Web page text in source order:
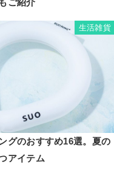
生活雑貨
グのおすすめ16選。夏の
アイテム